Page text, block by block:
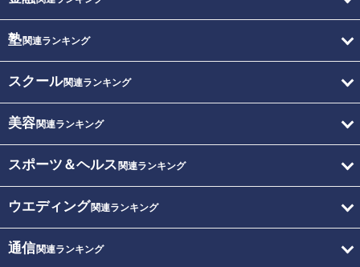
塾関連ランキング
スクール関連ランキング
美容関連ランキング
スポーツ＆ヘルス 関連ランキング
ウエディング関連ランキング
通信関連ランキング